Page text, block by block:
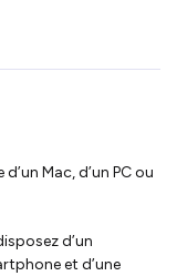
Mac, d’un PC ou
d’un
et d’une